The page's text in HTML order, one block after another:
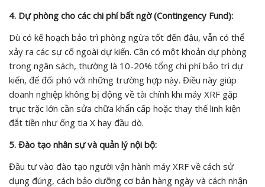
4. Dự phòng cho các chi phí bất ngờ (Contingency Fund):
Dù có kế hoạch bảo trì phòng ngừa tốt đến đâu, vẫn có thể
xảy ra các sự cố ngoài dự kiến. Cần có một khoản dự phòng
trong ngân sách, thường là 10-20% tổng chi phí bảo trì dự
kiến, để đối phó với những trường hợp này. Điều này giúp
doanh nghiệp không bị động về tài chính khi máy XRF gặp
trục trặc lớn cần sửa chữa khẩn cấp hoặc thay thế linh kiện
đắt tiền như ống tia X hay đầu dò.
5. Đào tạo nhân sự và quản lý nội bộ:
Đầu tư vào đào tạo người vận hành máy XRF về cách sử
dụng đúng, cách bảo dưỡng cơ bản hàng ngày và cách nhận